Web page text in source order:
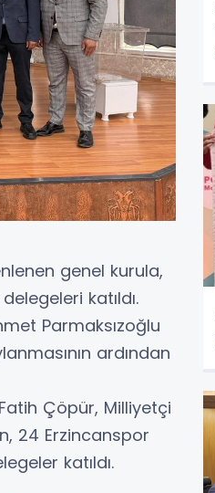
genel kurula,
katıldı.
Parmaksızoğlu
ardından
Çöpür, Milliyetçi
24 Erzincanspor
katıldı.